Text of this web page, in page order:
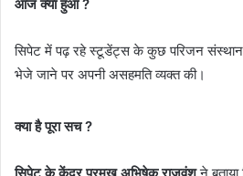
आज क्या हुआ ?
सिपेट में पढ़ रहे स्टूडेंट्स के कुछ परिजन
भेजे जाने पर अपनी असहमति व्यक्त की।
क्या है पूरा सच ?